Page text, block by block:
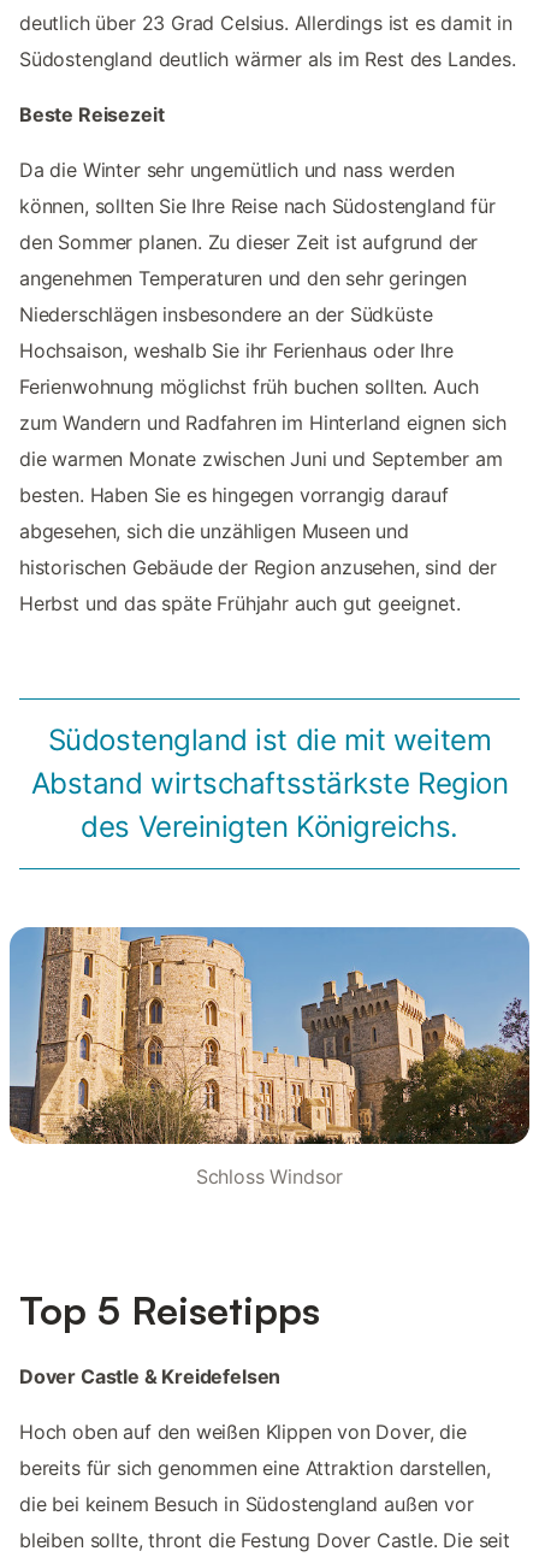
deutlich über 23 Grad Celsius. Allerdings ist es damit in
Südostengland deutlich wärmer als im Rest des Landes.
Beste Reisezeit
Da die Winter sehr ungemütlich und nass werden
können, sollten Sie Ihre Reise nach Südostengland für
den Sommer planen. Zu dieser Zeit ist aufgrund der
angenehmen Temperaturen und den sehr geringen
Niederschlägen insbesondere an der Südküste
Hochsaison, weshalb Sie ihr Ferienhaus oder Ihre
Ferienwohnung möglichst früh buchen sollten. Auch
zum Wandern und Radfahren im Hinterland eignen sich
die warmen Monate zwischen Juni und September am
besten. Haben Sie es hingegen vorrangig darauf
abgesehen, sich die unzähligen Museen und
historischen Gebäude der Region anzusehen, sind der
Herbst und das späte Frühjahr auch gut geeignet.
Südostengland ist die mit weitem
Abstand wirtschaftsstärkste Region
des Vereinigten Königreichs.
Schloss Windsor
Top 5 Reisetipps
Dover Castle & Kreidefelsen
Hoch oben auf den weißen Klippen von Dover, die
bereits für sich genommen eine Attraktion darstellen,
die bei keinem Besuch in Südostengland außen vor
bleiben sollte, thront die Festung Dover Castle. Die seit